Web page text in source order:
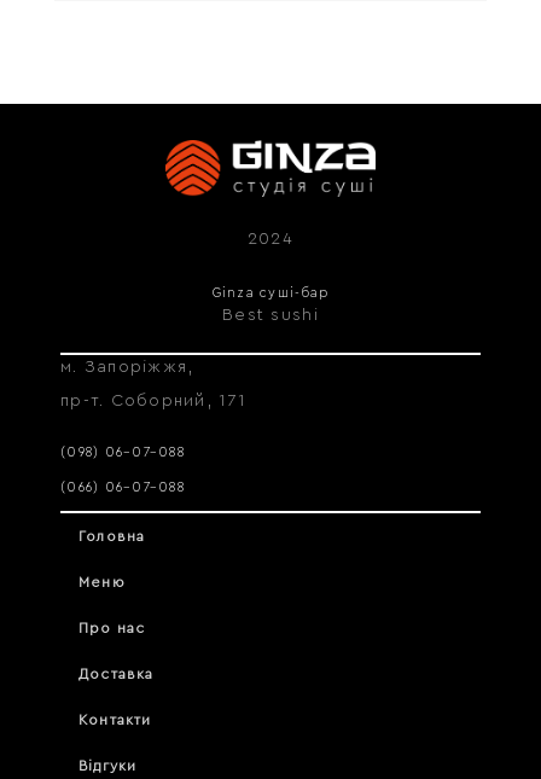
2024
Ginza суші-бар
Best sushi
м. Запоріжжя,
пр-т. Соборний, 171
(098) 06–07–088
(066) 06–07–088
Головна
Меню
Про нас
Доставка
Контакти
Відгуки